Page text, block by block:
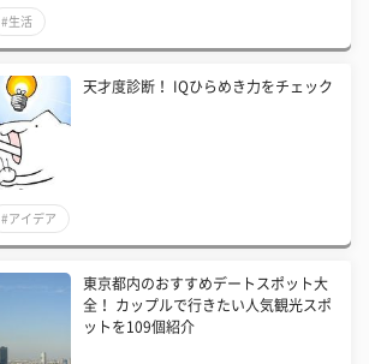
#生活
天才度診断！ IQひらめき力をチェック
#アイデア
東京都内のおすすめデートスポット大
全！ カップルで行きたい人気観光スポ
ットを109個紹介